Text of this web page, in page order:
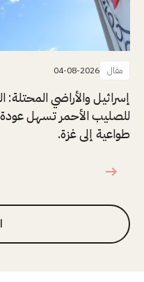
مقال 04-08-2026
إسرائيل والأراضي المحتلة:
طواعية إلى غزة.